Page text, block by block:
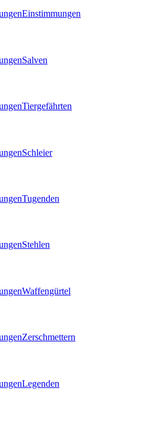
Einstimmungen
Salven
Tiergefährten
Schleier
Tugenden
Stehlen
Waffengürtel
Zerschmettern
Legenden